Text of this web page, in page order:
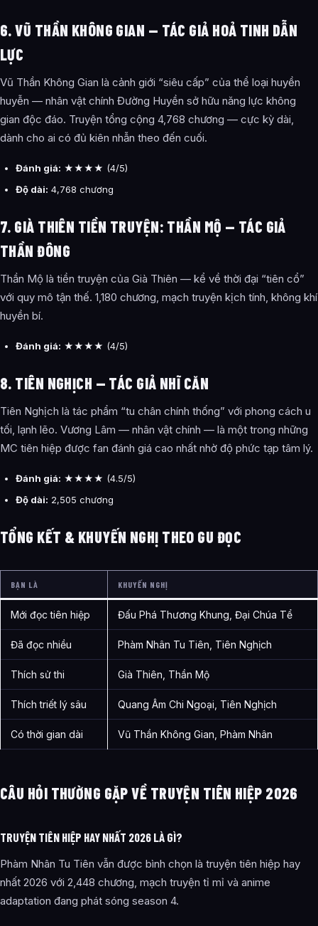
6. VŨ THẦN KHÔNG GIAN — TÁC GIẢ HOẢ TINH DẪN
LỰC
Vũ Thần Không Gian là cảnh giới “siêu cấp” của thể loại huyền
huyễn — nhân vật chính Đường Huyền sở hữu năng lực không
gian độc đáo. Truyện tổng cộng 4,768 chương — cực kỳ dài,
dành cho ai có đủ kiên nhẫn theo đến cuối.
Đánh giá: ★★★★ (4/5)
Độ dài: 4,768 chương
7. GIÀ THIÊN TIỀN TRUYỆN: THẦN MỘ — TÁC GIẢ
THẦN ĐÔNG
Thần Mộ là tiền truyện của Già Thiên — kể về thời đại “tiên cổ”
với quy mô tận thế. 1,180 chương, mạch truyện kịch tính, không khí
huyền bí.
Đánh giá: ★★★★ (4/5)
8. TIÊN NGHỊCH — TÁC GIẢ NHĨ CĂN
Tiên Nghịch là tác phẩm “tu chân chính thống” với phong cách u
tối, lạnh lẽo. Vương Lâm — nhân vật chính — là một trong những
MC tiên hiệp được fan đánh giá cao nhất nhờ độ phức tạp tâm lý.
Đánh giá: ★★★★ (4.5/5)
Độ dài: 2,505 chương
TỔNG KẾT & KHUYẾN NGHỊ THEO GU ĐỌC
BẠN LÀ KHUYẾN NGHỊ
Mới đọc tiên hiệp Đấu Phá Thương Khung, Đại Chúa Tể
Đã đọc nhiều Phàm Nhân Tu Tiên, Tiên Nghịch
Thích sử thi Già Thiên, Thần Mộ
Thích triết lý sâu Quang Âm Chi Ngoại, Tiên Nghịch
Có thời gian dài Vũ Thần Không Gian, Phàm Nhân
CÂU HỎI THƯỜNG GẶP VỀ TRUYỆN TIÊN HIỆP 2026
TRUYỆN TIÊN HIỆP HAY NHẤT 2026 LÀ GÌ?
Phàm Nhân Tu Tiên vẫn được bình chọn là truyện tiên hiệp hay
nhất 2026 với 2,448 chương, mạch truyện tỉ mỉ và anime
adaptation đang phát sóng season 4.